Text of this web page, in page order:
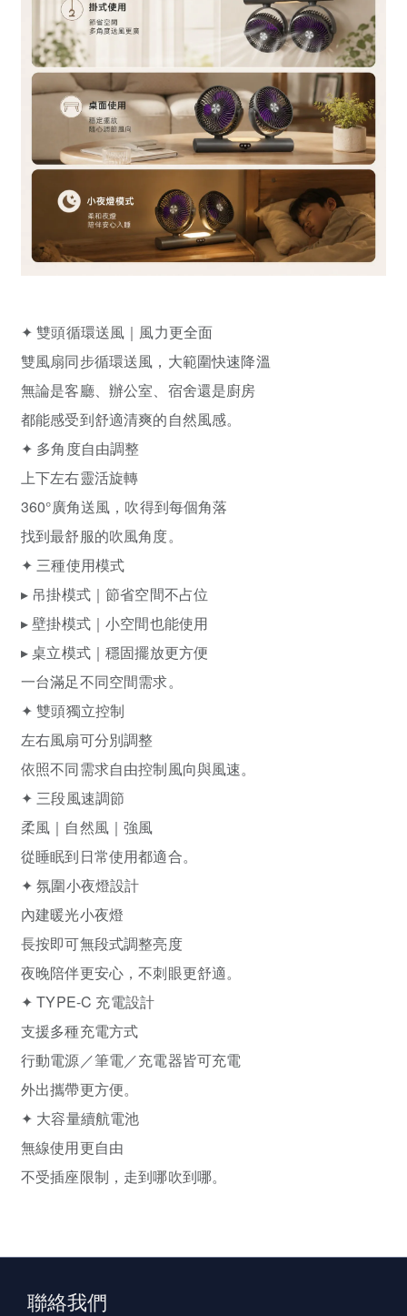
✦ 雙頭循環送風｜風力更全面
雙風扇同步循環送風，大範圍快速降溫
無論是客廳、辦公室、宿舍還是廚房
都能感受到舒適清爽的自然風感。
✦ 多角度自由調整
上下左右靈活旋轉
360°廣角送風，吹得到每個角落
找到最舒服的吹風角度。
✦ 三種使用模式
▸ 吊掛模式｜節省空間不占位
▸ 壁掛模式｜小空間也能使用
▸ 桌立模式｜穩固擺放更方便
一台滿足不同空間需求。
✦ 雙頭獨立控制
左右風扇可分別調整
依照不同需求自由控制風向與風速。
✦ 三段風速調節
柔風｜自然風｜強風
從睡眠到日常使用都適合。
✦ 氛圍小夜燈設計
內建暖光小夜燈
長按即可無段式調整亮度
夜晚陪伴更安心，不刺眼更舒適。
✦ TYPE-C 充電設計
支援多種充電方式
行動電源／筆電／充電器皆可充電
外出攜帶更方便。
✦ 大容量續航電池
無線使用更自由
不受插座限制，走到哪吹到哪。
聯絡我們